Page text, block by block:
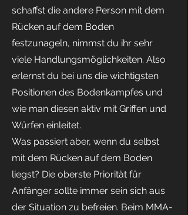
schaffst die andere Person mit dem
Rücken auf dem Boden
festzunageln, nimmst du ihr sehr
viele Handlungsmöglichkeiten. Also
erlernst du bei uns die wichtigsten
Positionen des Bodenkampfes und
wie man diesen aktiv mit Griffen und
Würfen einleitet.
Was passiert aber, wenn du selbst
mit dem Rücken auf dem Boden
liegst? Die oberste Priorität für
Anfänger sollte immer sein sich aus
der Situation zu befreien. Beim MMA-